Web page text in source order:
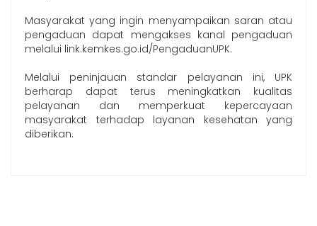
Masyarakat yang ingin menyampaikan saran atau
pengaduan dapat mengakses kanal pengaduan
melalui link.kemkes.go.id/PengaduanUPK.
Melalui peninjauan standar pelayanan ini, UPK
berharap dapat terus meningkatkan kualitas
pelayanan dan memperkuat kepercayaan
masyarakat terhadap layanan kesehatan yang
diberikan.